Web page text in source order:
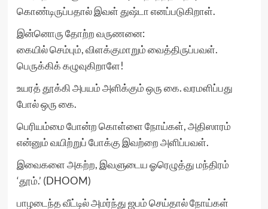
கொண்டிருப்பதால் இவள் துஷ்டா எனப்படுகிறாள்.
இன்னொரு தோற்ற வருணனை:
கையில் செம்பும், விளக்குமாறும் வைத்திருப்பவள்.
பெருக்கிக் கழுவுகிறாளே!
உயரத் தூக்கி அபயம் அளிக்கும் ஒரு கை. வரமளிப்பது
போல் ஒரு கை.
பெரியம்மை போன்ற கொள்ளை நோய்கள், அதிஸாரம்
என்னும் வயிற்றுப் போக்கு இவற்றை அளிப்பவள்.
இவைகளை அகற்ற, இவளுடைய ஓரெழுத்து மந்திரம்
‘தூம்.’ (DHOOM)
பாழடைந்த வீட்டில் அமர்ந்து ஜபம் செய்தால் நோய்கள்